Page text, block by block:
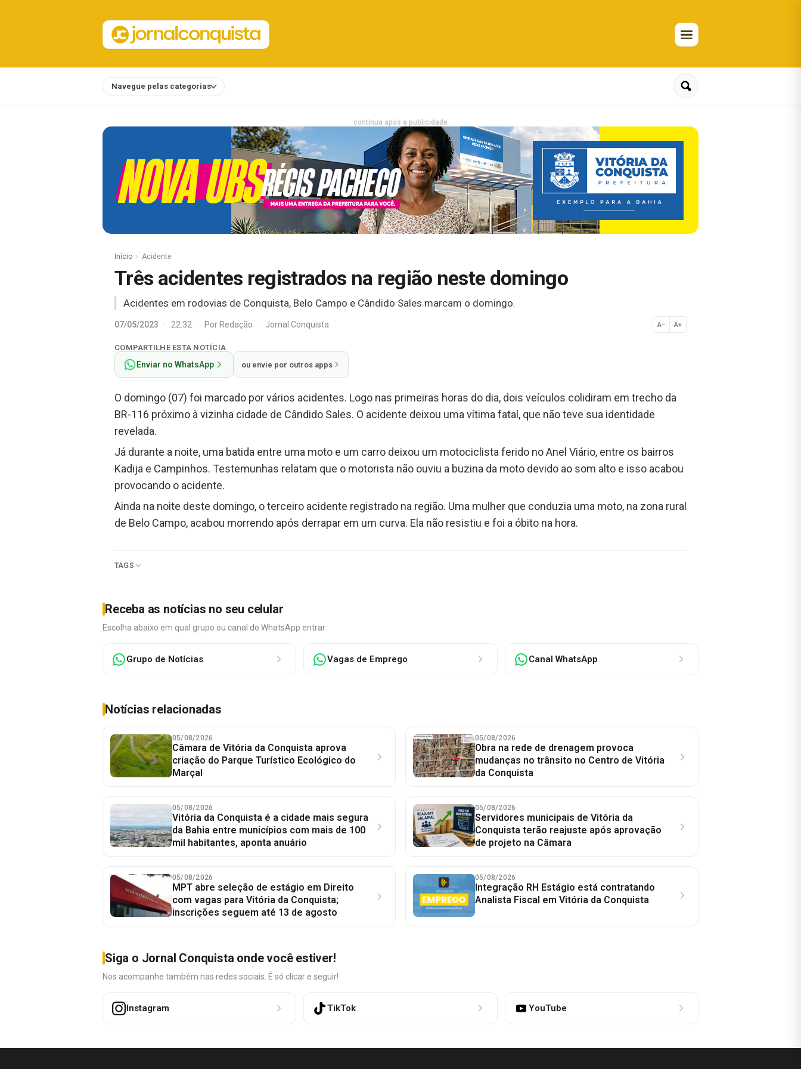
Navegue pelas categorias
continua após a publicidade
Início Acidente
Três acidentes registrados na região neste domingo
Acidentes em rodovias de Conquista, Belo Campo e Cândido Sales marcam o domingo.
07/05/2023 · 22:32 · PorRedação · Jornal Conquista A− A+
Normal
COMPARTILHE ESTA NOTÍCIA
Enviar no WhatsApp ou envie por outros apps
O domingo (07) foi marcado por vários acidentes. Logo nas primeiras horas do dia, dois veículos colidiram em trecho da
BR-116 próximo à vizinha cidade de Cândido Sales. O acidente deixou uma vítima fatal, que não teve sua identidade
revelada.
Já durante a noite, uma batida entre uma moto e um carro deixou um motociclista ferido no Anel Viário, entre os bairros
Kadija e Campinhos. Testemunhas relatam que o motorista não ouviu a buzina da moto devido ao som alto e isso acabou
provocando o acidente.
Ainda na noite deste domingo, o terceiro acidente registrado na região. Uma mulher que conduzia uma moto, na zona rural
de Belo Campo, acabou morrendo após derrapar em um curva. Ela não resistiu e foi a óbito na hora.
TAGS
Receba as notícias no seu celular
Escolha abaixo em qual grupo ou canal do WhatsApp entrar:
Grupo de Notícias Vagas de Emprego Canal WhatsApp
Notícias relacionadas
05/08/2026
Câmara de Vitória da Conquista aprova
criação do Parque Turístico Ecológico do
Marçal
05/08/2026
Obra na rede de drenagem provoca
mudanças no trânsito no Centro de Vitória
da Conquista
05/08/2026
Vitória da Conquista é a cidade mais segura
da Bahia entre municípios com mais de 100
mil habitantes, aponta anuário
05/08/2026
Servidores municipais de Vitória da
Conquista terão reajuste após aprovação
de projeto na Câmara
05/08/2026
MPT abre seleção de estágio em Direito
com vagas para Vitória da Conquista;
inscrições seguem até 13 de agosto
05/08/2026
Integração RH Estágio está contratando
Analista Fiscal em Vitória da Conquista
Siga o Jornal Conquista onde você estiver!
Nos acompanhe também nas redes sociais. É só clicar e seguir!
Instagram TikTok YouTube